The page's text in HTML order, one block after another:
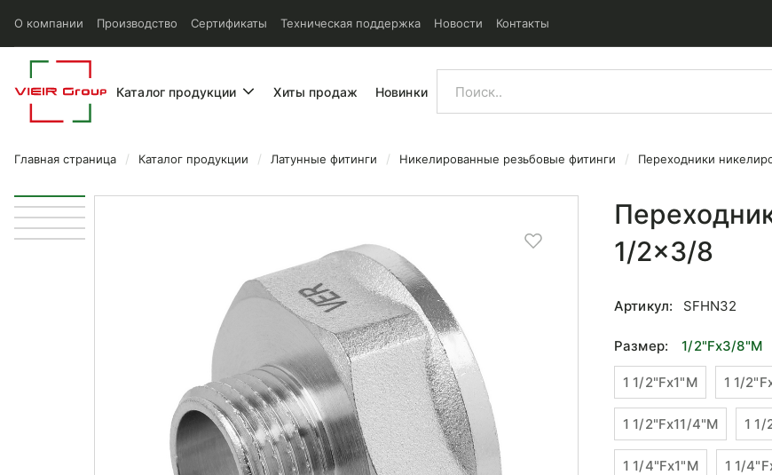
О компании Производство Сертификаты Техническая поддержка Новости Контакты
Каталог продукции Хиты продаж Новинки
Главная страница Каталог продукции Латунные фитинги Никелированные резьбовые фитинги Переходники
1/2x3/8
Артикул: SFHN32
Размер: 1/2"Fx3/8"М
1 1/2"Fx1"М 1 1/
1 1/2"Fx11/4"M 1
1 1/4"Fx1"М 1 1/